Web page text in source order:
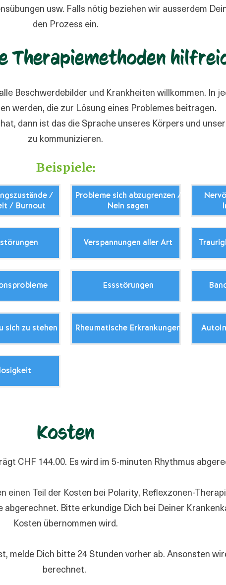
usw. Falls nötig beziehen wir ausserdem
den Prozess ein.
Therapiemethoden
Beschwerdebilder und Krankheiten willkommen. In
werden, die zur Lösung eines Problemes beitragen.
dann ist das die Sprache unseres Körpers und
zu kommunizieren.
Beispiele:
/
/ Burnout
sich zu stehen
Probleme sich abzugrenzen /
Nein sagen
Verspannungen aller Art
Essstörungen
Rheumatische Erkrankungen
Kosten
CHF 144.00. Es wird im 5-minuten Rhythmus
einen Teil der Kosten bei Polarity, Reflexzonen-
Bitte erkundige Dich bei Deiner
Kosten übernommen wird.
melde Dich bitte 24 Stunden vorher ab. Ansonsten
berechnet.